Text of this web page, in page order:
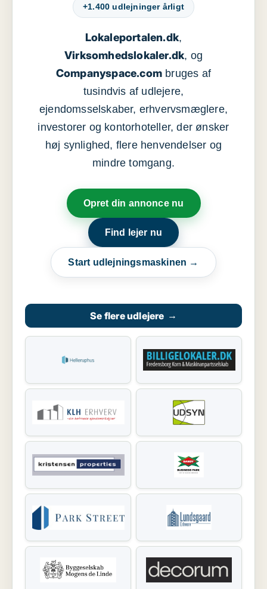
+1.400 udlejninger årligt
Lokaleportalen.dk,
Virksomhedslokaler.dk, og
Companyspace.com bruges af
tusindvis af udlejere,
ejendomsselskaber, erhvervsmæglere,
investorer og kontorhoteller, der ønsker
høj synlighed, flere henvendelser og
mindre tomgang.
Opret din annonce nu
Find lejer nu
Start udlejningsmaskinen →
Se flere udlejere →